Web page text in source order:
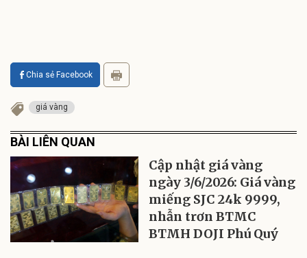
Chia sẻ Facebook
giá vàng
BÀI LIÊN QUAN
Cập nhật giá vàng
ngày 3/6/2026: Giá vàng
miếng SJC 24k 9999,
nhẫn trơn BTMC
BTMH DOJI Phú Quý